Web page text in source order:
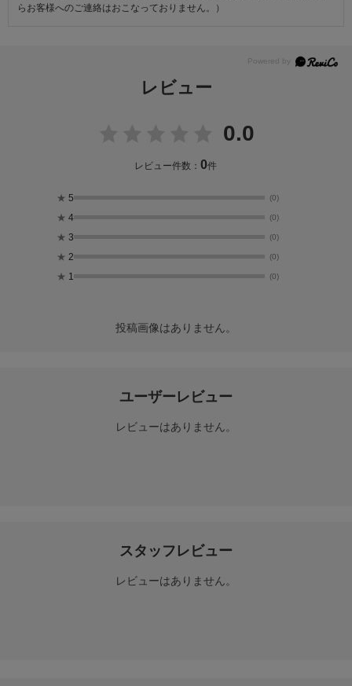
らお客様へのご連絡はおこなっておりません。）
レビュー
0.0
レビュー件数：0件
★ 5 (0)
★ 4 (0)
★ 3 (0)
★ 2 (0)
★ 1 (0)
投稿画像はありません。
ユーザーレビュー
レビューはありません。
スタッフレビュー
レビューはありません。